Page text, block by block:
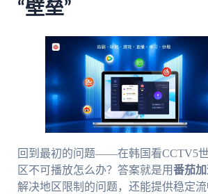
“壁垒”
回到最初的问题——在韩国看CCTV5
区不可播放怎么办？答案就是用番茄
解决地区限制的问题，还能提供稳定流